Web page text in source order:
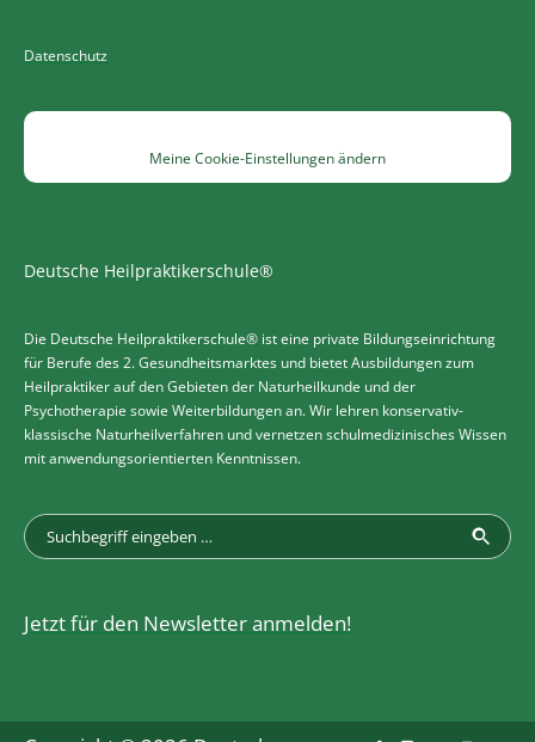
Datenschutz
Meine Cookie-Einstellungen ändern
Deutsche Heilpraktikerschule®
Die Deutsche Heilpraktikerschule® ist eine private Bildungseinrichtung
für Berufe des 2. Gesundheitsmarktes und bietet Ausbildungen zum
Heilpraktiker auf den Gebieten der Naturheilkunde und der
Psychotherapie sowie Weiterbildungen an. Wir lehren konservativ-
klassische Naturheilverfahren und vernetzen schulmedizinisches Wissen
mit anwendungsorientierten Kenntnissen.
Jetzt für den Newsletter anmelden!